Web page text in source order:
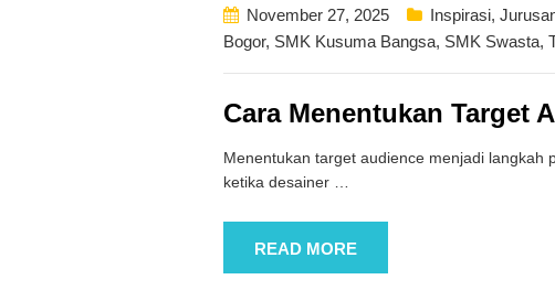
November 27, 2025 Inspirasi,
Bogor, SMK Kusuma Bangsa, SMK Swasta,
Cara Menentukan Target
Menentukan target audience menjadi langkah
ketika desainer
READ MORE